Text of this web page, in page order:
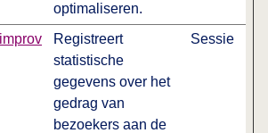
optimaliseren.
Registreert
statistische
gegevens over het
gedrag van
bezoekers aan de
Sessie